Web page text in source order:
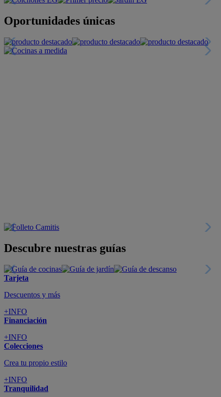
Oportunidades únicas
Descubre nuestras guías
Tarjeta
Descuentos y más
+INFO
Financiación
+INFO
Colecciones
Crea tu propio estilo
+INFO
Tranquilidad